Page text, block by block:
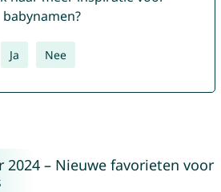
babynamen?
Ja Nee
2024 – Nieuwe favorieten voor